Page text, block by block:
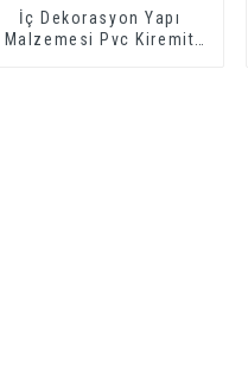
İç Dekorasyon Yapı
Malzemesi Pvc Kiremit